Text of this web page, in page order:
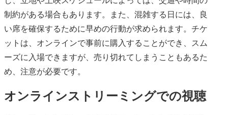
制約がある場合もあります。また、混雑する日には、良
い席を確保するために早めの行動が求められます。チケ
ットは、オンラインで事前に購入することができ、スム
ーズに入場できますが、売り切れてしまうこともあるた
め、注意が必要です。
オンラインストリーミングでの視聴